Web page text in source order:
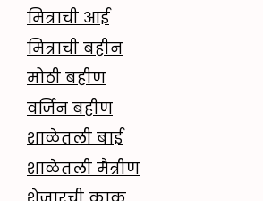
मित्राची आई
मित्राची बहीन
मोठी बहीण
वर्जिन बहीण
शाळेतली बाई
शाळेतली मैत्रीण